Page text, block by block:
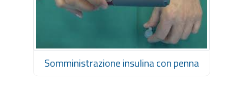
Somministrazione insulina con penna